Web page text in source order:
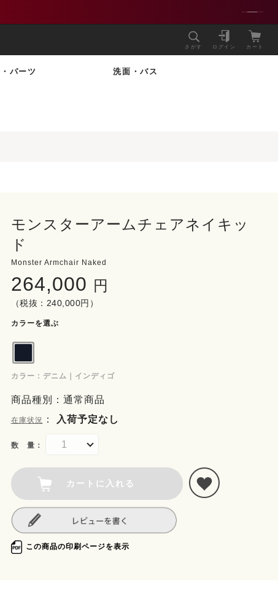
さがす ログイン カート
パーツ 洗面・バス
モンスターアームチェアネイキッ
ド
Monster Armchair Naked
264,000 円
（税抜：240,000円）
カラーを選ぶ
カラー : デニム｜インディゴ
商品種別：通常商品
在庫状況 ： 入荷予定なし
数 量：
カートに入れる
この商品の印刷ページを表示